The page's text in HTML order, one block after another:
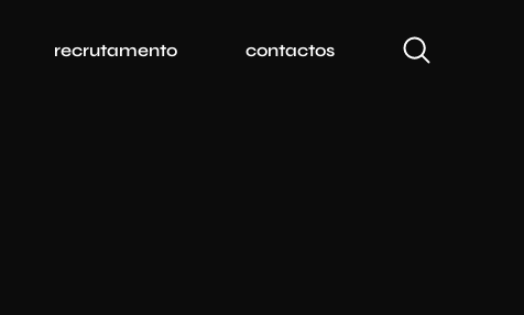
recrutamento contactos